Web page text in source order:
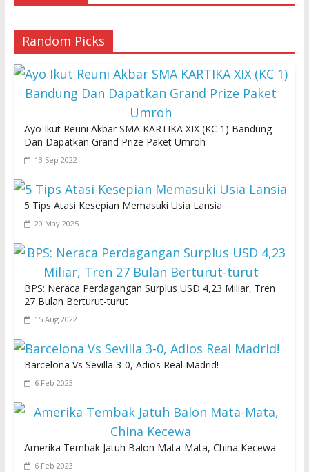
Random Picks
Ayo Ikut Reuni Akbar SMA KARTIKA XIX (KC 1) Bandung
Dan Dapatkan Grand Prize Paket Umroh
13 Sep 2022
5 Tips Atasi Kesepian Memasuki Usia Lansia
20 May 2025
BPS: Neraca Perdagangan Surplus USD 4,23 Miliar, Tren
27 Bulan Berturut-turut
15 Aug 2022
Barcelona Vs Sevilla 3-0, Adios Real Madrid!
6 Feb 2023
Amerika Tembak Jatuh Balon Mata-Mata, China Kecewa
6 Feb 2023